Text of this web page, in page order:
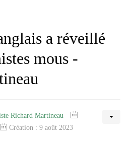
a réveillé
mous -
Richard Martineau
Création : 9 août 2023